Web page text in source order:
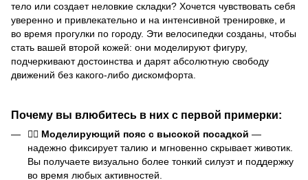
тело или создает неловкие складки? Хочется чувствовать себя
уверенно и привлекательно и на интенсивной тренировке, и
во время прогулки по городу. Эти велосипедки созданы, чтобы
стать вашей второй кожей: они моделируют фигуру,
подчеркивают достоинства и дарят абсолютную свободу
движений без какого-либо дискомфорта.
Почему вы влюбитесь в них с первой примерки:
🧘‍♀️ Моделирующий пояс с высокой посадкой —
надежно фиксирует талию и мгновенно скрывает животик.
Вы получаете визуально более тонкий силуэт и поддержку
во время любых активностей.